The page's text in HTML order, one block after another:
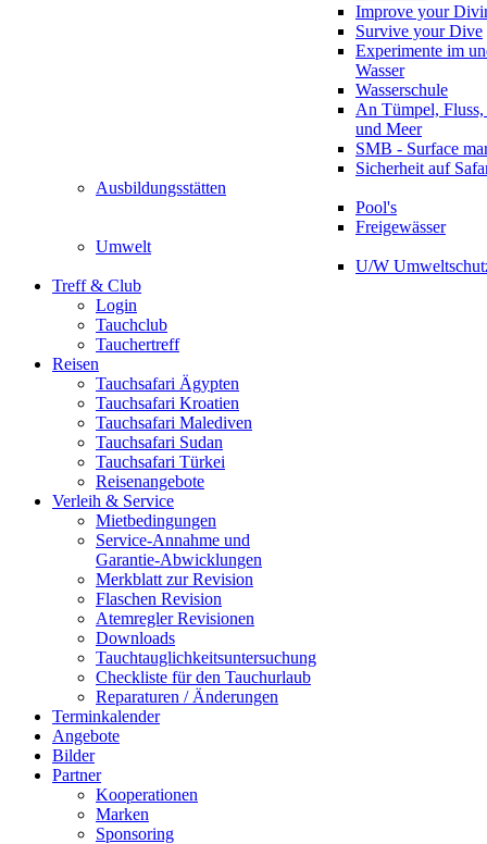
Improve your
Survive your Dive
Experimente im
Wasser
Wasserschule
An Tümpel,
und Meer
SMB - Surface
Sicherheit auf
Ausbildungsstätten
Pool's
Freigewässer
Umwelt
U/W
Treff & Club
Login
Tauchclub
Tauchertreff
Reisen
Tauchsafari Ägypten
Tauchsafari Kroatien
Tauchsafari Malediven
Tauchsafari Sudan
Tauchsafari Türkei
Reisenangebote
Verleih & Service
Mietbedingungen
Service-Annahme und
Garantie-Abwicklungen
Merkblatt zur Revision
Flaschen Revision
Atemregler Revisionen
Downloads
Tauchtauglichkeitsuntersuchung
Checkliste für den Tauchurlaub
Reparaturen / Änderungen
Terminkalender
Angebote
Bilder
Partner
Kooperationen
Marken
Sponsoring